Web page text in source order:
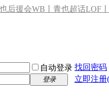
后援会WB丨青也超话LOF
自动登录 找回密码
登录 立即注